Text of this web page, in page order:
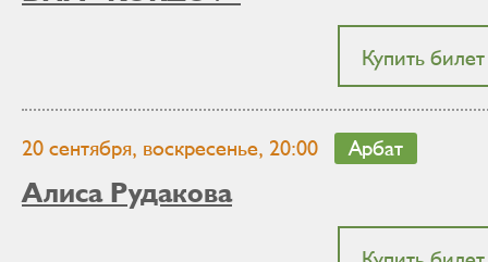
Купить билет
20 сентября, воскресенье, 20:00 Арбат
Алиса Рудакова